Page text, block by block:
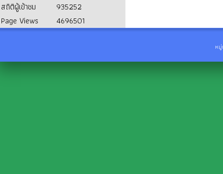
สถิติผู้เข้าชม
935252
Page Views
4696501
ห